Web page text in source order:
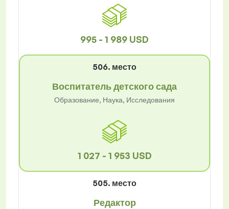
995 - 1 989 USD
506. место
Воспитатель детского сада
Образование, Наука, Исследования
1 027 - 1 953 USD
505. место
Редактор